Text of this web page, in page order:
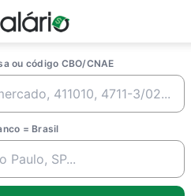
ou código CBO/CNAE
= Brasil